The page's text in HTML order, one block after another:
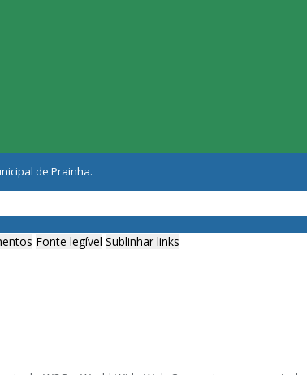
de Prainha.
Fonte legível Sublinhar links